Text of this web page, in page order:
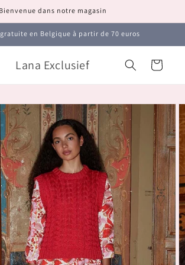
Bienvenue dans notre magasin
en Belgique à partir de 70 euros
Lana Exclusief Panier